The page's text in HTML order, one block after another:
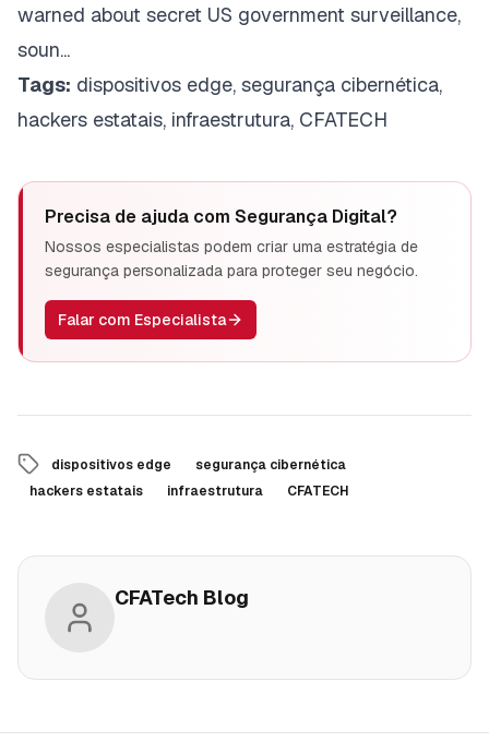
warned about secret US government surveillance,
soun...
Tags: dispositivos edge, segurança cibernética,
hackers estatais, infraestrutura, CFATECH
Precisa de ajuda com Segurança Digital?
Nossos especialistas podem criar uma estratégia de
segurança personalizada para proteger seu negócio.
Falar com Especialista
dispositivos edge
segurança cibernética
hackers estatais
infraestrutura CFATECH
CFATech Blog